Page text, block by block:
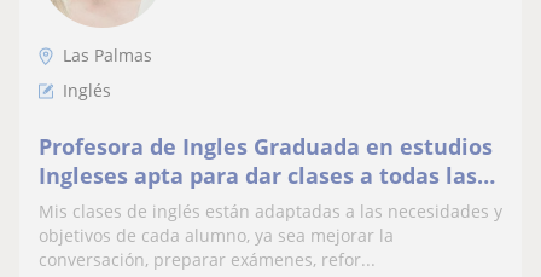
Las Palmas
Inglés
Profesora de Ingles Graduada en estudios
Ingleses apta para dar clases a todas las
edades
Mis clases de inglés están adaptadas a las necesidades y
objetivos de cada alumno, ya sea mejorar la
conversación, preparar exámenes, refor...